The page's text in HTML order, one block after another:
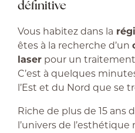
définitive
Vous habitez dans la
êtes à la recherche d’un
laserpour un traitement
C’est à quelques
l’Est et du Nord que se
Riche de plus de 15 ans
l’univers de